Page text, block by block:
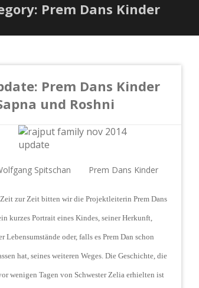
Prem Dans Kinder
Prem Dans Kinder
und Roshni
Spitschan Prem Dans Kinder
zur Zeit bitten wir die Projektleiterin Prem Dans
kurzes Portrait eines Kindes, seiner Herkunft,
Lebensumstände oder, falls es Prem Dan schon
hat, seines weiteren Weges. Die Geschichte, die
wenigen Tagen von Schwester Zelia erhielten ist